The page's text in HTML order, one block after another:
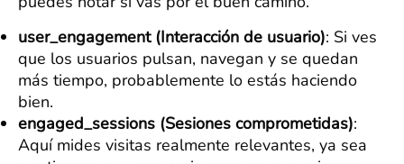
user_engagement (Interacción de usuario): Si ves
que los usuarios pulsan, navegan y se quedan
más tiempo, probablemente lo estás haciendo
bien.
engaged_sessions (Sesiones comprometidas):
Aquí mides visitas realmente relevantes, ya sea